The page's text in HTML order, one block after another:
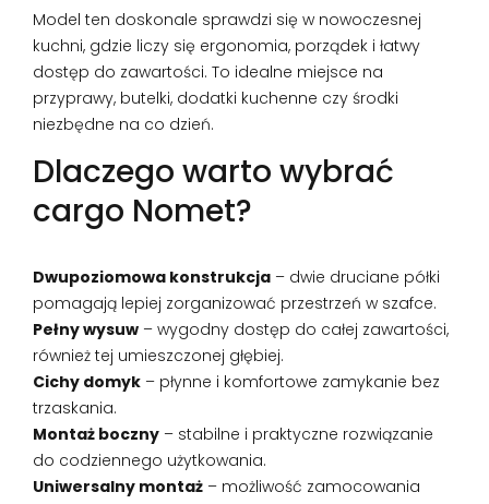
Model ten doskonale sprawdzi się w nowoczesnej
kuchni, gdzie liczy się ergonomia, porządek i łatwy
dostęp do zawartości. To idealne miejsce na
przyprawy, butelki, dodatki kuchenne czy środki
niezbędne na co dzień.
Dlaczego warto wybrać
cargo Nomet?
Dwupoziomowa konstrukcja – dwie druciane półki
pomagają lepiej zorganizować przestrzeń w szafce.
Pełny wysuw – wygodny dostęp do całej zawartości,
również tej umieszczonej głębiej.
Cichy domyk – płynne i komfortowe zamykanie bez
trzaskania.
Montaż boczny – stabilne i praktyczne rozwiązanie
do codziennego użytkowania.
Uniwersalny montaż – możliwość zamocowania